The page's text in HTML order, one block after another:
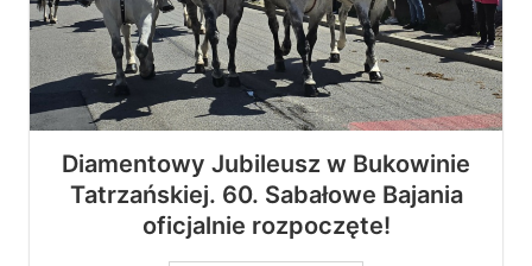
Diamentowy Jubileusz w Bukowinie
Tatrzańskiej. 60. Sabałowe Bajania
oficjalnie rozpoczęte!